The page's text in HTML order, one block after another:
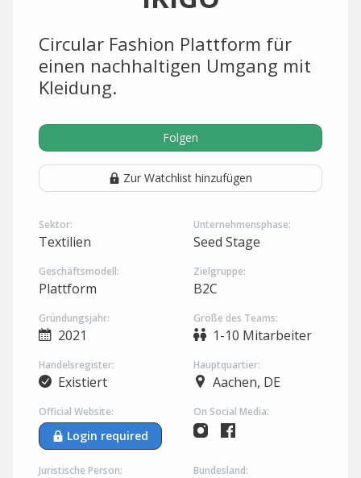
Circular Fashion Plattform für
einen nachhaltigen Umgang mit
Kleidung.
Folgen
Zur Watchlist hinzufügen
Sektor:
Textilien
Unternehmensphase:
Seed Stage
Geschäftsmodell:
Plattform
Zielgruppe:
B2C
Gründungsjahr:
2021
Größe des Teams:
1-10 Mitarbeiter
Handelsregister:
Existiert
Hauptquartier:
Aachen, DE
Official Website:
Login required
On Social Media:
Juristische Person: Bundesland: